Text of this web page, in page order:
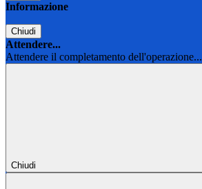
Informazione
Chiudi
Attendere...
Attendere il completamento dell'operazione...
Chiudi